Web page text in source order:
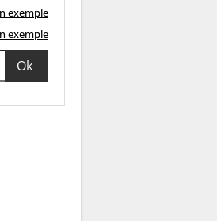
exemple
exemple